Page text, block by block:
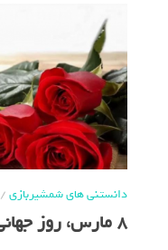
دانستنی های شمشیربازی/